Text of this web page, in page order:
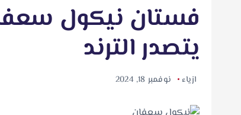
فستان نيكول
يتصدر الترند
ازياء نوفمبر 18, 2024